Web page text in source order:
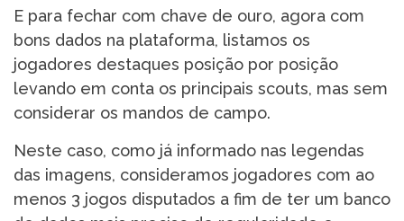
E para fechar com chave de ouro, agora com
bons dados na plataforma, listamos os
jogadores destaques posição por posição
levando em conta os principais scouts, mas sem
considerar os mandos de campo.
Neste caso, como já informado nas legendas
das imagens, consideramos jogadores com ao
menos 3 jogos disputados a fim de ter um banco